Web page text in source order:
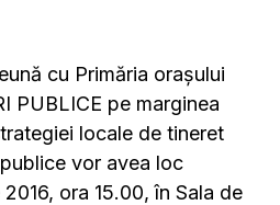
cu Primăria orașului
PUBLICE pe marginea
locale de tineret
vor avea loc
ora 15.00, în Sala de